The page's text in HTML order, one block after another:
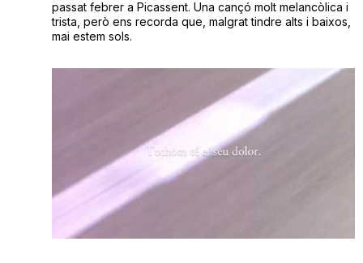
passat febrer a Picassent. Una cançó molt melancòlica i
trista, però ens recorda que, malgrat tindre alts i baixos,
mai estem sols.